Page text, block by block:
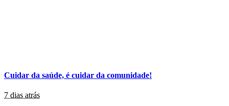
Cuidar da saúde, é cuidar da comunidade!
7 dias atrás